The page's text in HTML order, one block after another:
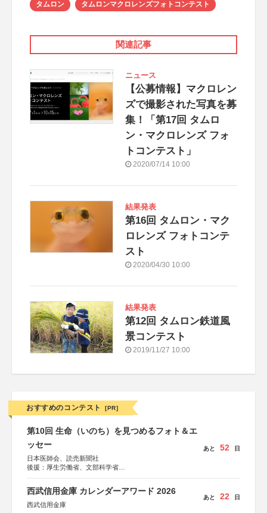
タムロン タムロンマクロレンズフォトコンテスト
関連記事
ニュース
【公募情報】マクロレン
ズで撮影された写真を募
集！「第17回 タムロ
ン・マクロレンズ フォ
トコンテスト」
2020/07/14 10:00
結果発表
第16回 タムロン・マク
ロレンズ フォトコンテ
スト
2020/04/30 10:00
結果発表
第12回 タムロン鉄道風
景コンテスト
2019/11/27 10:00
おすすめのコンテスト [PR]
第10回 生命（いのち）を見つめるフォト＆エ
ッセー
日本医師会、読売新聞社
後援：厚生労働省、文部科学省
しん生命保険株式会社
あと 52 日
西武信用金庫 カレンダーアワード 2026
西武信用金庫
あと 22 日